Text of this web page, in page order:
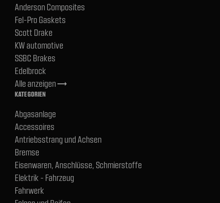
Anderson Composites
Fel-Pro Gaskets
Scott Drake
KW automotive
SSBC Brakes
Edelbrock
Alle anzeigentrending_flat
KATEGORIEN
Abgasanlage
Accessoires
Antriebsstrang und Achsen
Bremse
Eisenwaren, Anschlüsse, Schmierstoffe
Elektrik - Fahrzeug
Fahrwerk